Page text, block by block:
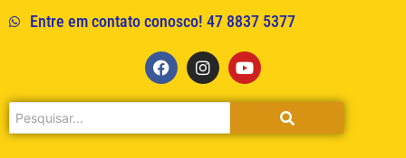
Entre em contato conosco! 47 8837 5377